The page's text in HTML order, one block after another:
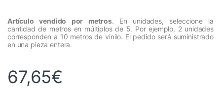
valoracione
s de
clientes
Artículo vendido por metros. En unidades, seleccione la
cantidad de metros en múltiplos de 5. Por ejemplo, 2 unidades
corresponden a 10 metros de vinilo. El pedido será suministrado
en una pieza entera.
67,65€